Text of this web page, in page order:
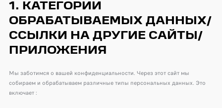
1. КАТЕГОРИИ
ОБРАБАТЫВАЕМЫХ ДАННЫХ/
ССЫЛКИ НА ДРУГИЕ САЙТЫ/
ПРИЛОЖЕНИЯ
Мы заботимся о вашей конфиденциальности. Через этот сайт мы
собираем и обрабатываем различные типы персональных данных. Это
включает :